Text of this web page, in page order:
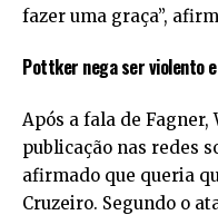
fazer uma graça”,
Pottker nega ser violento
Após a fala de
publicação nas redes
afirmado que queria
Cruzeiro. Segundo o